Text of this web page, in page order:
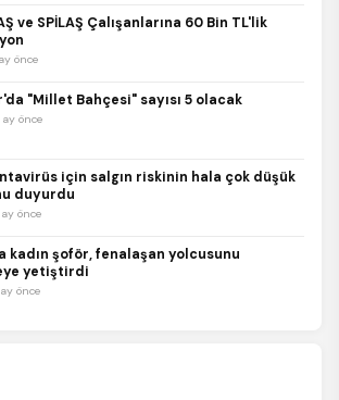
ve SPİLAŞ Çalışanlarına 60 Bin TL'lik
önce
"Millet Bahçesi" sayısı 5 olacak
ay önce
için salgın riskinin hala çok düşük
duyurdu
önce
kadın şoför, fenalaşan yolcusunu
yetiştirdi
önce